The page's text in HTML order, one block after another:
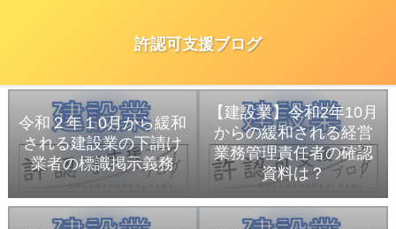
許認可支援ブログ
令和２年１0月から緩和
される建設業の下請け
業者の標識掲示義務
【建設業】令和2年10月
からの緩和される経営
業務管理責任者の確認
資料は？